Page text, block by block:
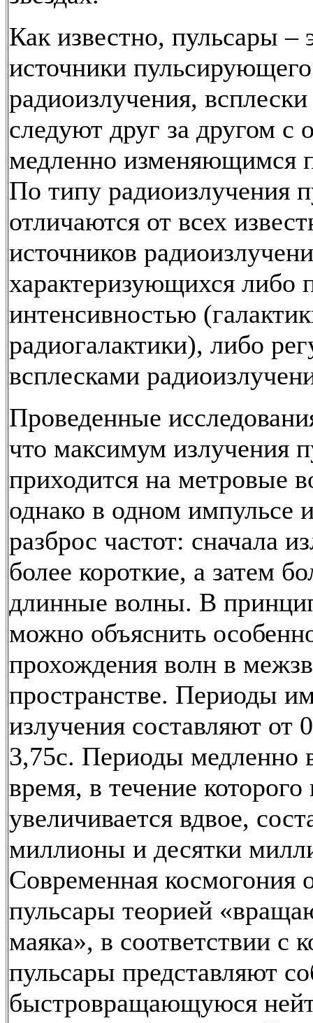
Как известно, пульсары –
источники пульсирующего
радиоизлучения, всплески
следуют друг за другом с
медленно изменяющимся
По типу радиоизлучения
отличаются от всех
источников
характеризующихся либо
интенсивностью
радиогалактики), либо
всплесками
Проведенные
что максимум излучения
приходится на метровые
однако в одном импульсе
разброс частот: сначала
более короткие, а затем
длинные волны. В
можно объяснить
прохождения волн в
пространстве. Периоды
излучения составляют от
3,75с. Периоды медленно
время, в течение которого
увеличивается вдвое,
миллионы и десятки
Современная космогония
пульсары теорией
маяка», в соответствии с
пульсары представляют
быстровращающуюся